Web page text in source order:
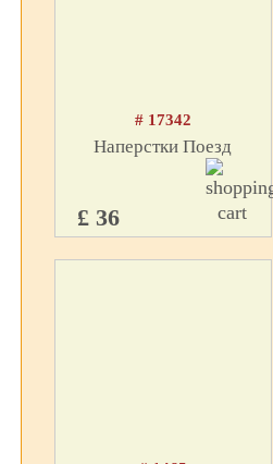
# 17342
Наперстки Поезд
£ 36